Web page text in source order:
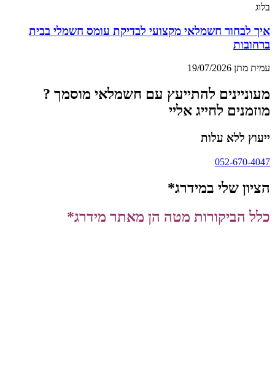
בלוג
איך לבחור חשמלאי מקצועי לבדיקת עומס חשמלי בבית
ברחובות
עמית מתן 19/07/2026
מעוניינים להתייעץ עם חשמלאי מוסמך ?
מוזמנים לחייג אליי
ייעוץ ללא עלות
052-670-4047
הציון שלי במידרג*
כלל הביקורות מטה הן מאתר מידרג*